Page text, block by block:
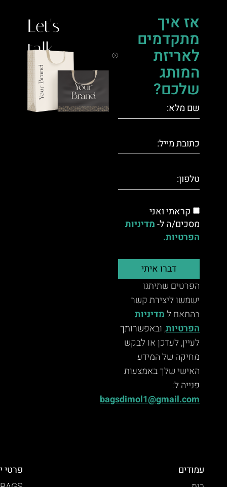
אז איך
מתקדמים
לאריזת
המותג
שלכם?
קראתי ואני
מסכים/ה ל-מדיניות
הפרטיות.
דברו איתי
הפרטים שתיתנו
ישמשו ליצירת קשר
בהתאם למדיניות
הפרטיות, ובאפשרותך
לעיין, לעדכן או לבקש
מחיקה של המידע
האישי שלך באמצעות
פנייה ל:
bagsdimol1@gmail.com
Let's
talk.
עמודים
פרטי